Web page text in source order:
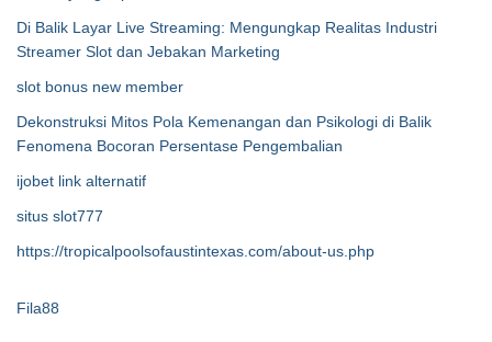
Di Balik Layar Live Streaming: Mengungkap Realitas Industri
Streamer Slot dan Jebakan Marketing
slot bonus new member
Dekonstruksi Mitos Pola Kemenangan dan Psikologi di Balik
Fenomena Bocoran Persentase Pengembalian
ijobet link alternatif
situs slot777
https://tropicalpoolsofaustintexas.com/about-us.php
Fila88